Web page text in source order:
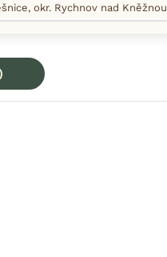
okr. Rychnov nad Kněžnou